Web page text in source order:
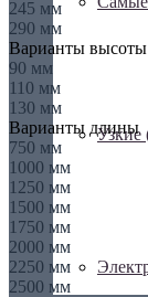
Узкие
245 мм
290 мм
Варианты высоты
90 мм
110 мм
130 мм
Варианты длины
750 мм
1000 мм
1250 мм
1500 мм
1750 мм
2000 мм
2250 мм
2500 мм